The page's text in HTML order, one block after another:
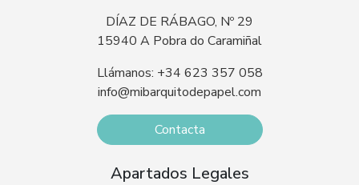
DÍAZ DE RÁBAGO, Nº 29
15940 A Pobra do Caramiñal
Llámanos: +34 623 357 058
info@mibarquitodepapel.com
Contacta
Apartados Legales